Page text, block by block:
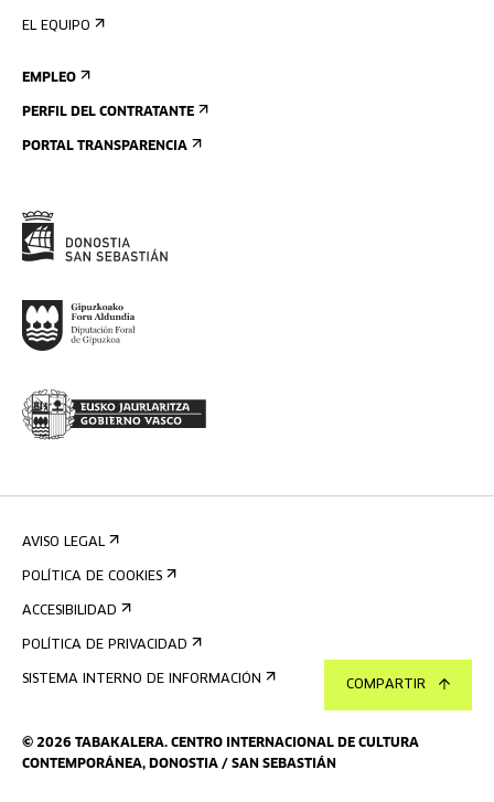
COMPARTIR
EL EQUIPO
EMPLEO
PERFIL DEL CONTRATANTE
PORTAL TRANSPARENCIA
© 2026 TABAKALERA. CENTRO INTERNACIONAL DE CULTURA
CONTEMPORÁNEA, DONOSTIA / SAN SEBASTIÁN
AVISO LEGAL
POLÍTICA DE COOKIES
ACCESIBILIDAD
POLÍTICA DE PRIVACIDAD
SISTEMA INTERNO DE INFORMACIÓN